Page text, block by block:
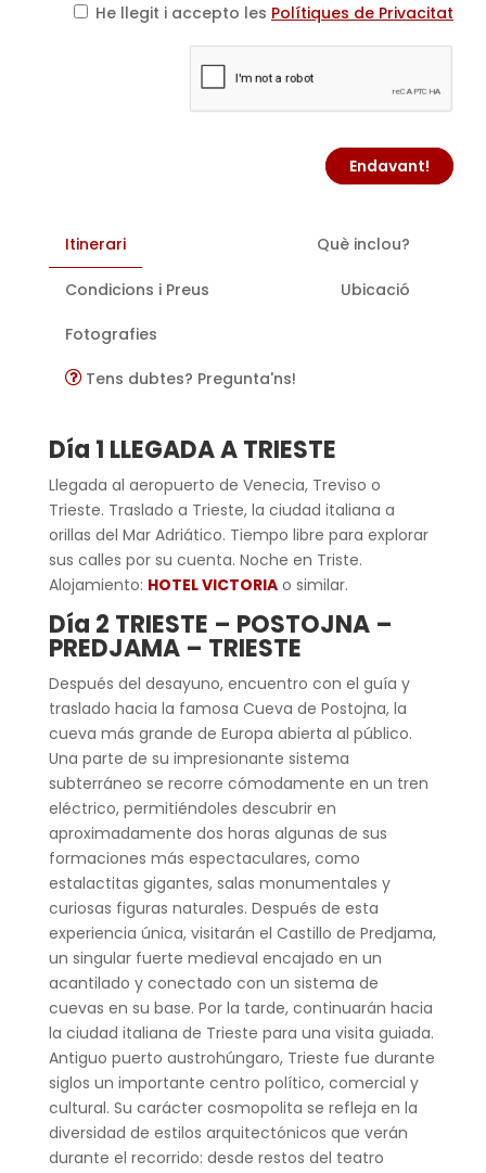
He llegit i accepto les Polítiques de Privacitat
Endavant!
Itinerari Què inclou?
Condicions i Preus Ubicació
Fotografies
Tens dubtes? Pregunta'ns!
Día 1 LLEGADA A TRIESTE
Llegada al aeropuerto de Venecia, Treviso o
Trieste. Traslado a Trieste, la ciudad italiana a
orillas del Mar Adriático. Tiempo libre para explorar
sus calles por su cuenta. Noche en Triste.
Alojamiento: HOTEL VICTORIA o similar.
Día 2 TRIESTE – POSTOJNA –
PREDJAMA – TRIESTE
Después del desayuno, encuentro con el guía y
traslado hacia la famosa Cueva de Postojna, la
cueva más grande de Europa abierta al público.
Una parte de su impresionante sistema
subterráneo se recorre cómodamente en un tren
eléctrico, permitiéndoles descubrir en
aproximadamente dos horas algunas de sus
formaciones más espectaculares, como
estalactitas gigantes, salas monumentales y
curiosas figuras naturales. Después de esta
experiencia única, visitarán el Castillo de Predjama,
un singular fuerte medieval encajado en un
acantilado y conectado con un sistema de
cuevas en su base. Por la tarde, continuarán hacia
la ciudad italiana de Trieste para una visita guiada.
Antiguo puerto austrohúngaro, Trieste fue durante
siglos un importante centro político, comercial y
cultural. Su carácter cosmopolita se refleja en la
diversidad de estilos arquitectónicos que verán
durante el recorrido: desde restos del teatro